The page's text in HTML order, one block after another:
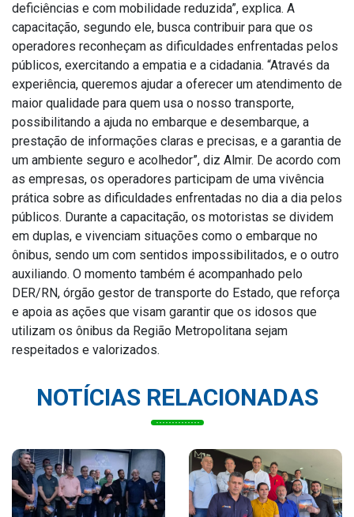
deficiências e com mobilidade reduzida”, explica. A
capacitação, segundo ele, busca contribuir para que os
operadores reconheçam as dificuldades enfrentadas pelos
públicos, exercitando a empatia e a cidadania. “Através da
experiência, queremos ajudar a oferecer um atendimento de
maior qualidade para quem usa o nosso transporte,
possibilitando a ajuda no embarque e desembarque, a
prestação de informações claras e precisas, e a garantia de
um ambiente seguro e acolhedor”, diz Almir. De acordo com
as empresas, os operadores participam de uma vivência
prática sobre as dificuldades enfrentadas no dia a dia pelos
públicos. Durante a capacitação, os motoristas se dividem
em duplas, e vivenciam situações como o embarque no
ônibus, sendo um com sentidos impossibilitados, e o outro
auxiliando. O momento também é acompanhado pelo
DER/RN, órgão gestor de transporte do Estado, que reforça
e apoia as ações que visam garantir que os idosos que
utilizam os ônibus da Região Metropolitana sejam
respeitados e valorizados.
NOTÍCIAS RELACIONADAS